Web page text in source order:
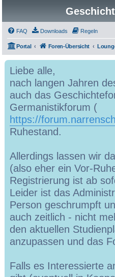
FAQ Downloads Regeln
Portal Foren-Übersicht
Liebe alle,
nach langen Jahren
auch das
Germanistikforum (
https://
Ruhestand.
Allerdings lassen wir
(also eher ein Vor-
Registrierung ist ab
Leider ist das
Person geschrumpft
auch zeitlich - nicht
den aktuellen
anzupassen und das
Falls es Interessierte